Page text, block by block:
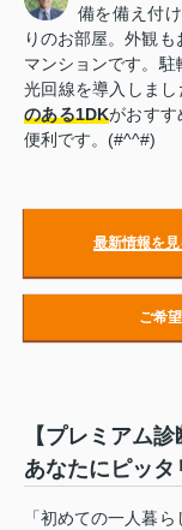
備を備え付
りのお部屋。外観
マンションです。
光回線を導入しまし
のある1DKがおすす
便利です。(#^^#)
最新情報を見
ご希
【プレミアム
あなたにピッタ
「初めての一人暮